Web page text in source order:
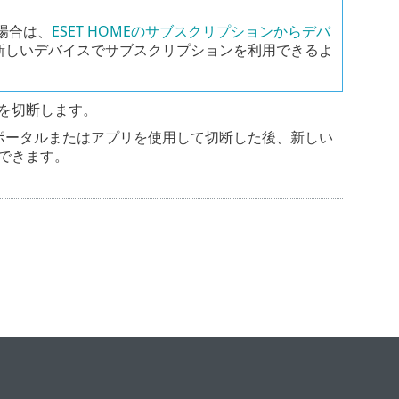
は、 ESET HOMEのサブスクリプションからデバ
いデバイスでサブスクリプションを利用できるよ
切断します。
タルまたはアプリを使用して切断した後、新しい
きます。